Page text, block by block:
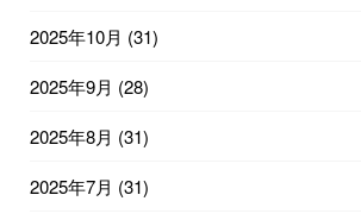
2025年10月 (31)
2025年9月 (28)
2025年8月 (31)
2025年7月 (31)